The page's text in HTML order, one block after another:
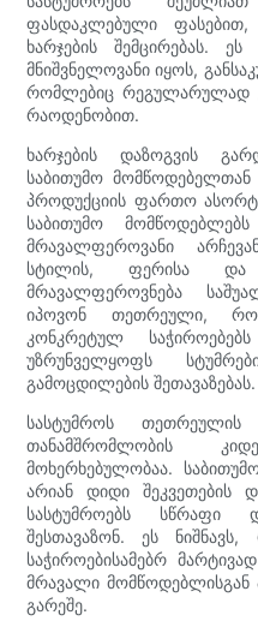
ფასდაკლებული
ხარჯების შემცირებას.
მნიშვნელოვანი იყოს,
რომლებიც რეგულარულად
რაოდენობით.
ხარჯების დაზოგვის
საბითუმო
პროდუქციის ფართო
საბითუმო
მრავალფეროვანი
სტილის, ფერისა და
მრავალფეროვნება
იპოვონ თეთრეული,
კონკრეტულ
უზრუნველყოფს
გამოცდილების შეთავაზებას.
სასტუმროს თეთრეულის
თანამშრომლობის
მოხერხებულობაა.
არიან დიდი შეკვეთების
სასტუმროებს სწრაფი
შესთავაზონ. ეს
საჭიროებისამებრ
მრავალი მომწოდებლისგან
გარეშე.